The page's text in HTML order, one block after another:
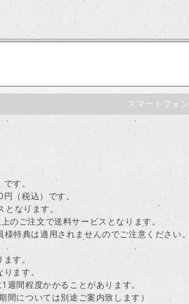
スマートフォン
す。
（税込）です。
なります。
のご注文で送料サービスとなります。
特典は適用されませんのでご注意ください。
す。
ます。
間程度かかることがあります。
については別途ご案内致します）